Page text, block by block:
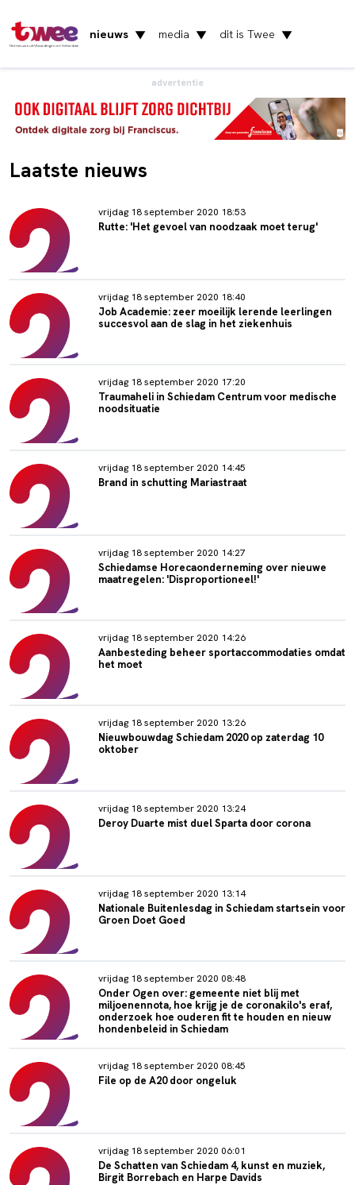
Het nieuws uit Vlaardingen en Schiedam
nieuws ▼ media ▼ dit is Twee ▼
advertentie
Laatste nieuws
vrijdag 18 september 2020 18:53
Rutte: 'Het gevoel van noodzaak moet terug'
vrijdag 18 september 2020 18:40
Job Academie: zeer moeilijk lerende leerlingen
succesvol aan de slag in het ziekenhuis
vrijdag 18 september 2020 17:20
Traumaheli in Schiedam Centrum voor medische
noodsituatie
vrijdag 18 september 2020 14:45
Brand in schutting Mariastraat
vrijdag 18 september 2020 14:27
Schiedamse Horecaonderneming over nieuwe
maatregelen: 'Disproportioneel!'
vrijdag 18 september 2020 14:26
Aanbesteding beheer sportaccommodaties omdat
het moet
vrijdag 18 september 2020 13:26
Nieuwbouwdag Schiedam 2020 op zaterdag 10
oktober
vrijdag 18 september 2020 13:24
Deroy Duarte mist duel Sparta door corona
vrijdag 18 september 2020 13:14
Nationale Buitenlesdag in Schiedam startsein voor
Groen Doet Goed
vrijdag 18 september 2020 08:48
Onder Ogen over: gemeente niet blij met
miljoenennota, hoe krijg je de coronakilo's eraf,
onderzoek hoe ouderen fit te houden en nieuw
hondenbeleid in Schiedam
vrijdag 18 september 2020 08:45
File op de A20 door ongeluk
vrijdag 18 september 2020 06:01
De Schatten van Schiedam 4, kunst en muziek,
Birgit Borrebach en Harpe Davids